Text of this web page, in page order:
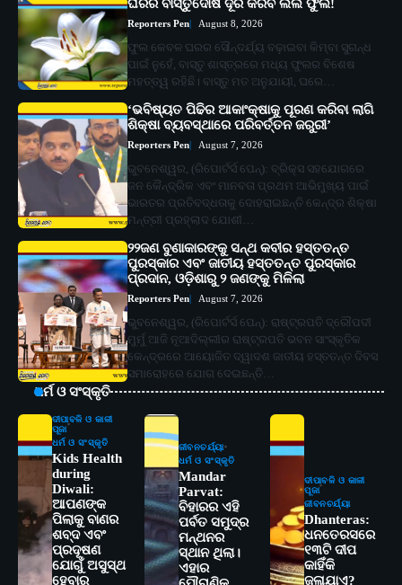
ଘରର ବାସ୍ତୁଦୋଷ ଦୂର କରିବ ଲିଲି ଫୁଲ!
Reporters Pen August 8, 2026
ଫୁଲ କେବଳ ଘରର ସୌନ୍ଦର୍ଯ୍ୟ ବଢ଼ାଇବା କିମ୍ବା ସୁଗନ୍ଧ
ପାଇଁ ନୁହେଁ, ବାସ୍ତୁ ଶାସ୍ତ୍ରରେ ମଧ୍ୟ ଫୁଲର ବିଶେଷ
ମହତ୍ତ୍ୱ ରହିଛି। ବାସ୍ତୁ ମତ ଅନୁଯାୟୀ, ଘରେ…
‘ଭବିଷ୍ୟତ ପିଢିର ଆକାଂକ୍ଷାକୁ ପୂରଣ କରିବା ଲାଗି
ଶିକ୍ଷା ବ୍ୟବସ୍ଥାରେ ପରିବର୍ତ୍ତନ ଜରୁରୀ’
Reporters Pen August 7, 2026
ଭୁବନେଶ୍ୱର, (ରିପୋର୍ଟର୍ସ ପେନ୍‌): ବ୍ରିକ୍ସ ସହଯୋଗରେ
ଜନ କୈନ୍ଦ୍ରିକ ଏବଂ ମାନବତା ପ୍ରଥମ ଆଭିମୁଖ୍ୟ ପାଇଁ
ଭାରତର ପ୍ରତିବଦ୍ଧତାକୁ ଦୋହରାଇଛନ୍ତି କେନ୍ଦ୍ର ଶିକ୍ଷା
ମନ୍ତ୍ରୀ ପ୍ରହ୍ଲାଦ ଯୋଶୀ…
୨୨ଜଣ ବୁଣାକାରଙ୍କୁ ସନ୍ଥ କବୀର ହସ୍ତତନ୍ତ
ପୁରସ୍କାର ଏବଂ ଜାତୀୟ ହସ୍ତତନ୍ତ ପୁରସ୍କାର
ପ୍ରଦାନ, ଓଡ଼ିଶାରୁ ୨ ଜଣଙ୍କୁ ମିଳିଲା
Reporters Pen August 7, 2026
ଭୁବନେଶ୍ୱର, (ରିପୋର୍ଟର୍ସ ପେନ୍‌): ରାଷ୍ଟ୍ରପତି ଦ୍ରୌପଦୀ
ମୁର୍ମୁ ଆଜି ନୂଆଦିଲ୍ଲୀର ରାଷ୍ଟ୍ରପତି ଭବନ ସାଂସ୍କୃତିକ
କେନ୍ଦ୍ରରେ ଆୟୋଜିତ ଦ୍ୱାଦଶ ଜାତୀୟ ହସ୍ତତନ୍ତ ଦିବସ
ସମାରୋହରେ ଯୋଗ ଦେଇଛନ୍ତି…
ଧର୍ମ ଓ ସଂସ୍କୃତି
ଦୀପାବଳି ଓ କାଳୀ
ପୂଜା
ଧର୍ମ ଓ ସଂସ୍କୃତି
Kids Health
during
Diwali:
ଆପଣଙ୍କ
ପିଲାକୁ ବାଣର
ଶବ୍ଦ ଏବଂ
ପ୍ରଦୂଷଣ
ଯୋଗୁଁ ଅସୁସ୍ଥ
ହେବାରୁ
ଜୀବନଚର୍ଯ୍ୟା
ଧର୍ମ ଓ ସଂସ୍କୃତି
Mandar
Parvat:
ବିହାରର ଏହି
ପର୍ବତ ସମୁଦ୍ର
ମନ୍ଥନର
ସ୍ଥାନ ଥିଲା।
ଏହାର
ଦୀପାବଳି ଓ କାଳୀ
ପୂଜା
ଜୀବନଚର୍ଯ୍ୟା
Dhanteras:
ଧନତେରସରେ
୧୩ଟି ଦୀପ
କାହିଁକି
ଜଳାଯାଏ?